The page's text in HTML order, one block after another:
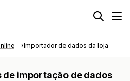
Importador de dados da loja
de importação de dados